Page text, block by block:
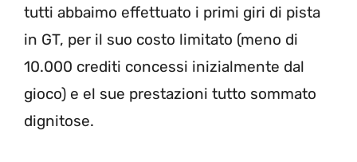
tutti abbaimo effettuato i primi giri di pista
in GT, per il suo costo limitato (meno di
10.000 crediti concessi inizialmente dal
gioco) e el sue prestazioni tutto sommato
dignitose.